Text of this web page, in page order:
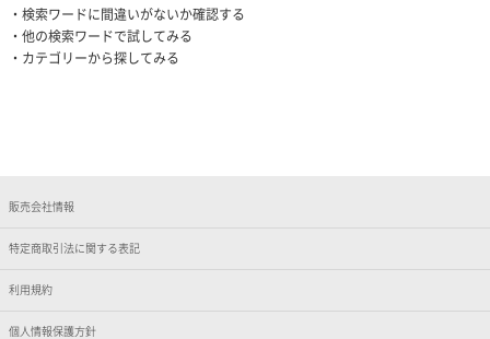
検索ワードに間違いがないか確認する
他の検索ワードで試してみる
カテゴリーから探してみる
販売会社情報
特定商取引法に関する表記
利用規約
個人情報保護方針